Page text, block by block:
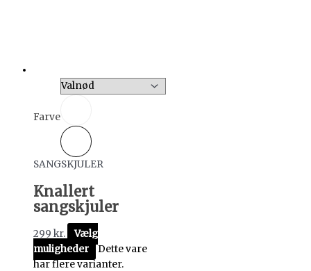
Farve
SANGSKJULER
Knallert
sangskjuler
299 kr.
Vælg
muligheder
Dette vare
har flere varianter.